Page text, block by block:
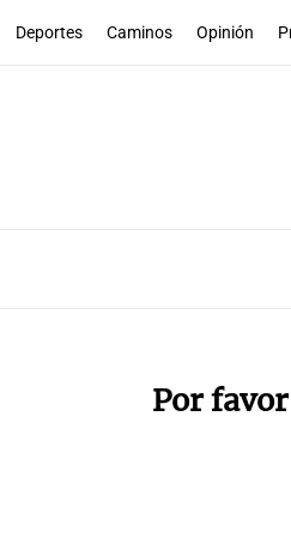
Deportes Caminos Opinión
Por